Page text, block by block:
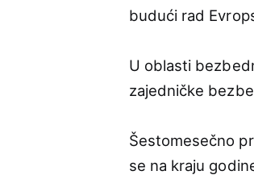
budući rad
U oblasti
zajedničke
Šestomesečno
se na kraju